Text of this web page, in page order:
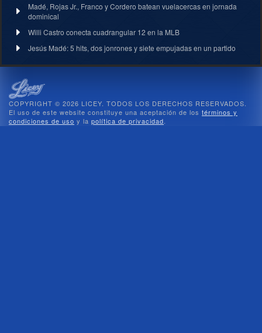
Madé, Rojas Jr., Franco y Cordero batean vuelacercas en jornada
dominical
Willi Castro conecta cuadrangular 12 en la MLB
Jesús Madé: 5 hits, dos jonrones y siete empujadas en un partido
COPYRIGHT © 2026 LICEY. TODOS LOS DERECHOS RESERVADOS.
El uso de este website constituye una aceptación de los términos y
condiciones de uso y la política de privacidad